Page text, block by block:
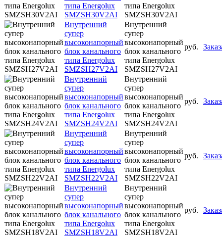
типа Energolux
SMZSH30V2AI
типа Energolux
SMZSH30V2AI
Внутренний
супер
высоконапорный
блок канального
типа Energolux
SMZSH27V2AI
Внутренний
супер
высоконапорный
блок канального
типа Energolux
SMZSH27V2AI
руб.
Внутренний
супер
высоконапорный
блок канального
типа Energolux
SMZSH24V2AI
Внутренний
супер
высоконапорный
блок канального
типа Energolux
SMZSH24V2AI
руб.
Внутренний
супер
высоконапорный
блок канального
типа Energolux
SMZSH22V2AI
Внутренний
супер
высоконапорный
блок канального
типа Energolux
SMZSH22V2AI
руб.
Внутренний
супер
высоконапорный
блок канального
типа Energolux
SMZSH18V2AI
Внутренний
супер
высоконапорный
блок канального
типа Energolux
SMZSH18V2AI
руб.